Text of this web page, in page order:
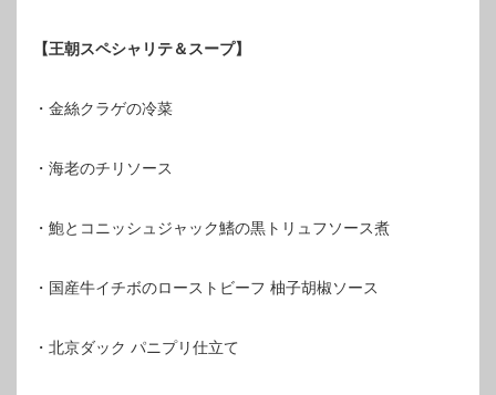
【王朝スペシャリテ＆スープ】
・金絲クラゲの冷菜
・海老のチリソース
・鮑とコニッシュジャック鰭の黒トリュフソース煮
・国産牛イチボのローストビーフ 柚子胡椒ソース
・北京ダック パニプリ仕立て